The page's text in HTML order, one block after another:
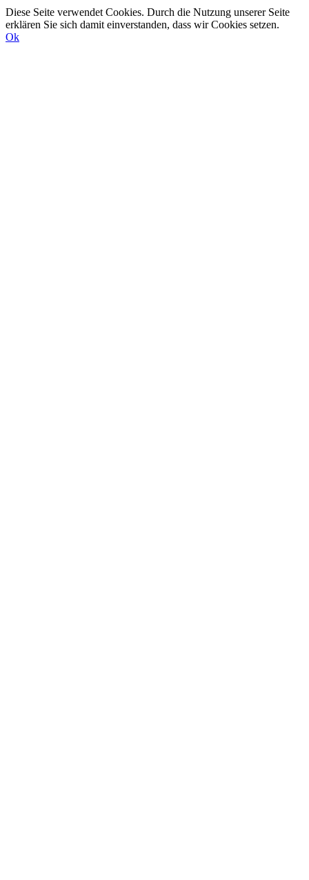
Diese Seite verwendet Cookies. Durch die Nutzung unserer Seite
erklären Sie sich damit einverstanden, dass wir Cookies setzen.
Ok